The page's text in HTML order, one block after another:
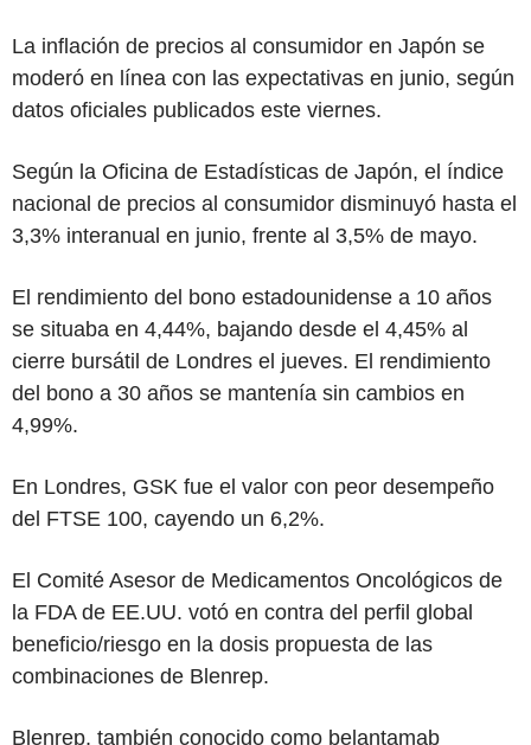
La inflación de precios al consumidor en Japón se
moderó en línea con las expectativas en junio, según
datos oficiales publicados este viernes.
Según la Oficina de Estadísticas de Japón, el índice
nacional de precios al consumidor disminuyó hasta el
3,3% interanual en junio, frente al 3,5% de mayo.
El rendimiento del bono estadounidense a 10 años
se situaba en 4,44%, bajando desde el 4,45% al
cierre bursátil de Londres el jueves. El rendimiento
del bono a 30 años se mantenía sin cambios en
4,99%.
En Londres, GSK fue el valor con peor desempeño
del FTSE 100, cayendo un 6,2%.
El Comité Asesor de Medicamentos Oncológicos de
la FDA de EE.UU. votó en contra del perfil global
beneficio/riesgo en la dosis propuesta de las
combinaciones de Blenrep.
Blenrep, también conocido como belantamab